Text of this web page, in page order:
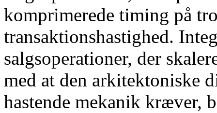
komprimerede timing på
transaktionshastighed.
salgsoperationer, der
med at den arkitektoniske
hastende mekanik kræver,